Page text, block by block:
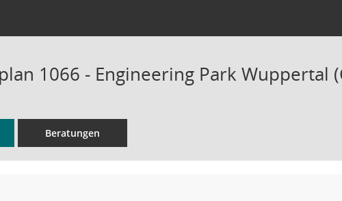
1066 - Engineering Park Wuppertal
Beratungen